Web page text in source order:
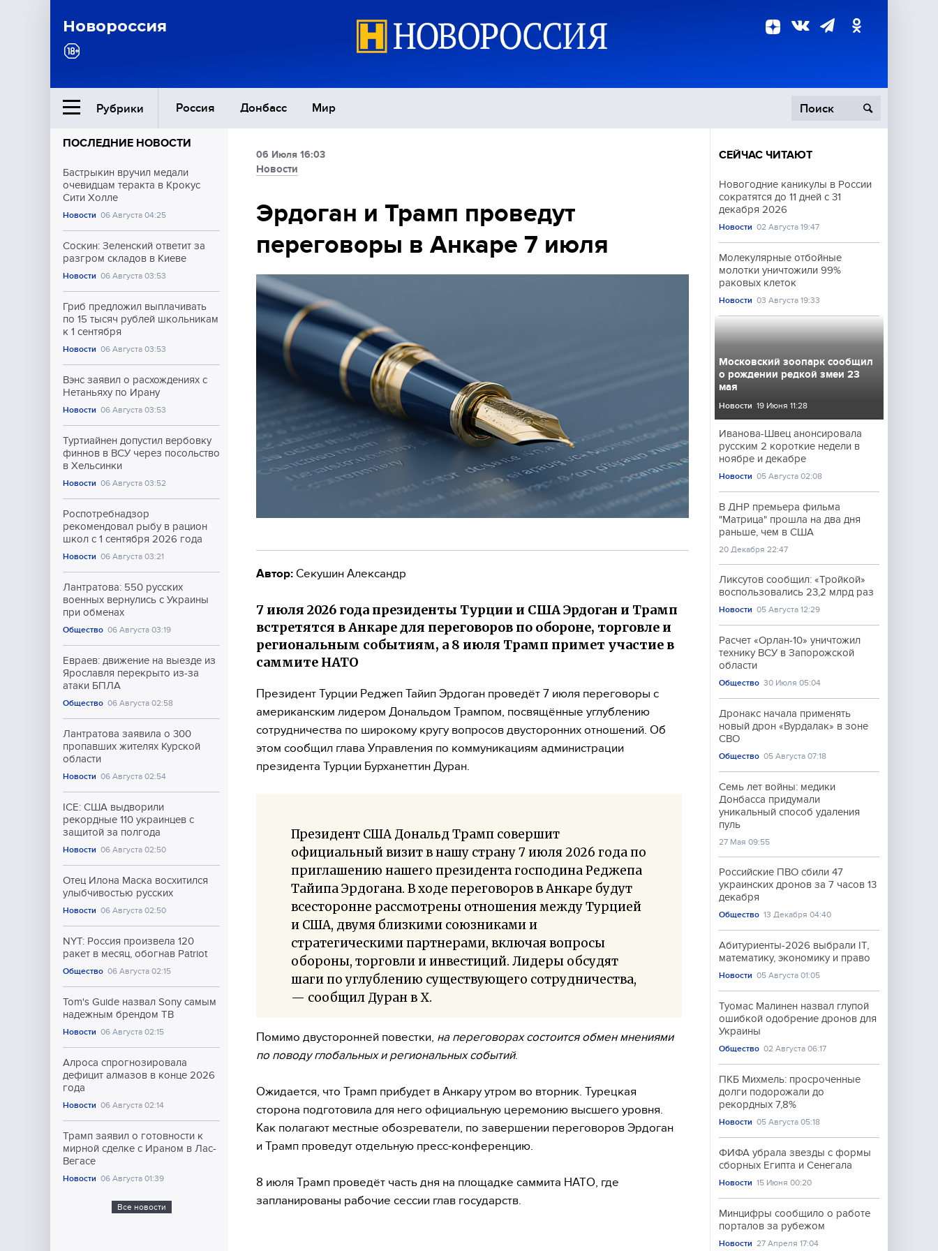
Новороссия
Рубрики Россия Донбасс Мир
Ближний Восток
Общество
Экономика
Происшествия
Культура
Спорт
ПОСЛЕДНИЕ НОВОСТИ
Бастрыкин вручил медали
очевидцам теракта в Крокус
Сити Холле
Новости 06 Августа 04:25
Соскин: Зеленский ответит за
разгром складов в Киеве
Новости 06 Августа 03:53
Гриб предложил выплачивать
по 15 тысяч рублей школьникам
к 1 сентября
Новости 06 Августа 03:53
Вэнс заявил о расхождениях с
Нетаньяху по Ирану
Новости 06 Августа 03:53
Туртиайнен допустил вербовку
финнов в ВСУ через посольство
в Хельсинки
Новости 06 Августа 03:52
Роспотребнадзор
рекомендовал рыбу в рацион
школ с 1 сентября 2026 года
Новости 06 Августа 03:21
Лантратова: 550 русских
военных вернулись с Украины
при обменах
Общество 06 Августа 03:19
Евраев: движение на выезде из
Ярославля перекрыто из-за
атаки БПЛА
Общество 06 Августа 02:58
Лантратова заявила о 300
пропавших жителях Курской
области
Новости 06 Августа 02:54
ICE: США выдворили
рекордные 110 украинцев с
защитой за полгода
Новости 06 Августа 02:50
Отец Илона Маска восхитился
улыбчивостью русских
Новости 06 Августа 02:50
NYT: Россия произвела 120
ракет в месяц, обогнав Patriot
Общество 06 Августа 02:15
Tom's Guide назвал Sony самым
надежным брендом ТВ
Новости 06 Августа 02:15
Алроса спрогнозировала
дефицит алмазов в конце 2026
года
Новости 06 Августа 02:14
Трамп заявил о готовности к
мирной сделке с Ираном в Лас-
Вегасе
Новости 06 Августа 01:39
Все новости
06 Июля 16:03
Новости
Эрдоган и Трамп проведут
переговоры в Анкаре 7 июля
Автор: Секушин Александр
7 июля 2026 года президенты Турции и США Эрдоган и Трамп
встретятся в Анкаре для переговоров по обороне, торговле и
региональным событиям, а 8 июля Трамп примет участие в
саммите НАТО
Президент Турции Реджеп Тайип Эрдоган проведёт 7 июля переговоры с
американским лидером Дональдом Трампом, посвящённые углублению
сотрудничества по широкому кругу вопросов двусторонних отношений. Об
этом сообщил глава Управления по коммуникациям администрации
президента Турции Бурханеттин Дуран.
Президент США Дональд Трамп совершит
официальный визит в нашу страну 7 июля 2026 года по
приглашению нашего президента господина Реджепа
Тайипа Эрдогана. В ходе переговоров в Анкаре будут
всесторонне рассмотрены отношения между Турцией
и США, двумя близкими союзниками и
стратегическими партнерами, включая вопросы
обороны, торговли и инвестиций. Лидеры обсудят
шаги по углублению существующего сотрудничества,
— сообщил Дуран в Х.
Помимо двусторонней повестки, на переговорах состоится обмен мнениями
по поводу глобальных и региональных событий.
Ожидается, что Трамп прибудет в Анкару утром во вторник. Турецкая
сторона подготовила для него официальную церемонию высшего уровня.
Как полагают местные обозреватели, по завершении переговоров Эрдоган
и Трамп проведут отдельную пресс-конференцию.
8 июля Трамп проведёт часть дня на площадке саммита НАТО, где
запланированы рабочие сессии глав государств.
СЕЙЧАС ЧИТАЮТ
Новогодние каникулы в России
сократятся до 11 дней с 31
декабря 2026
Новости 02 Августа 19:47
Молекулярные отбойные
молотки уничтожили 99%
раковых клеток
Новости 03 Августа 19:33
Московский зоопарк сообщил
о рождении редкой змеи 23
мая
Новости 19 Июня 11:28
Иванова-Швец анонсировала
русским 2 короткие недели в
ноябре и декабре
Новости 05 Августа 02:08
В ДНР премьера фильма
"Матрица" прошла на два дня
раньше, чем в США
20 Декабря 22:47
Ликсутов сообщил: «Тройкой»
воспользовались 23,2 млрд раз
Новости 05 Августа 12:29
Расчет «Орлан-10» уничтожил
технику ВСУ в Запорожской
области
Общество 30 Июля 05:04
Дронакс начала применять
новый дрон «Вурдалак» в зоне
СВО
Общество 05 Августа 07:18
Семь лет войны: медики
Донбасса придумали
уникальный способ удаления
пуль
27 Мая 09:55
Российские ПВО сбили 47
украинских дронов за 7 часов 13
декабря
Общество 13 Декабря 04:40
Абитуриенты-2026 выбрали IT,
математику, экономику и право
Новости 05 Августа 01:05
Туомас Малинен назвал глупой
ошибкой одобрение дронов для
Украины
Общество 02 Августа 06:17
ПКБ Михмель: просроченные
долги подорожали до
рекордных 7,8%
Новости 05 Августа 05:18
ФИФА убрала звезды с формы
сборных Египта и Сенегала
Новости 15 Июня 00:20
Минцифры сообщило о работе
порталов за рубежом
Новости 27 Апреля 17:04